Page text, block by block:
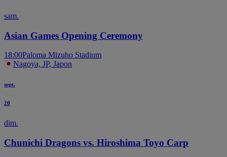
sam.
Asian Games Opening Ceremony
18:00Paloma Mizuho Stadium
Nagoya, JP, Japon
sept.
20
dim.
Chunichi Dragons vs. Hiroshima Toyo Carp